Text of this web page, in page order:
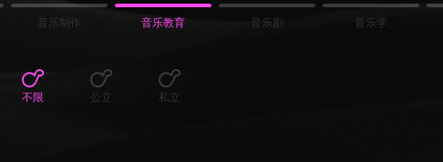
音乐制作 音乐教育 音乐剧 音乐学
不限 公立 私立